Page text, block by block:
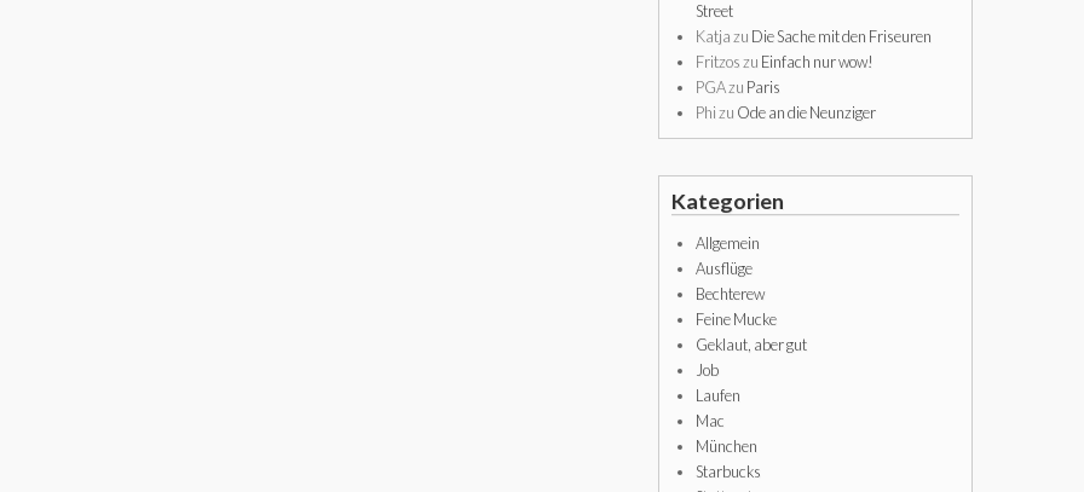
Street
Katjazu Die Sache mit den Friseuren
Fritzoszu Einfach nur wow!
PGAzu Paris
Phizu Ode an die Neunziger
Kategorien
Allgemein
Ausflüge
Bechterew
Feine Mucke
Geklaut, aber gut
Job
Laufen
Mac
München
Starbucks